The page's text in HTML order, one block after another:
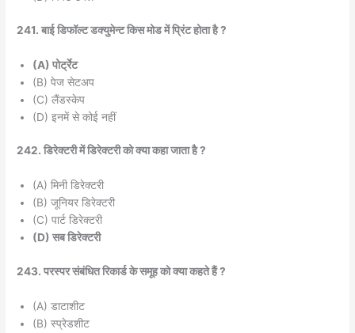
241. बाई डिफॉल्ट डक्युमेन्ट किस मोड में प्रिंट होता है ?
(A) पोर्ट्रेट
(B) पेज सेटअप
(C) लैंडस्केप
(D) इनमें से कोई नहीं
242. डिरेक्टरी में डिरेक्टरी को क्या कहा जाता है ?
(A) मिनी डिरेक्टरी
(B) जूनियर डिरेक्टरी
(C) पार्ट डिरेक्टरी
(D) सब डिरेक्टरी
243. परस्पर संबंधित रिकार्ड के समूह को क्या कहते हैं ?
(A) डाटाशीट
(B) स्प्रेडशीट